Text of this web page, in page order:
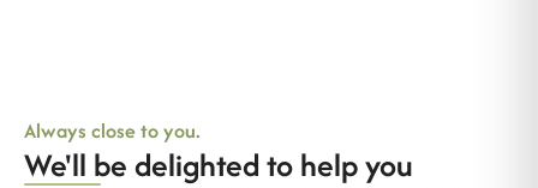
Always close to you.
We'll be delighted to help you